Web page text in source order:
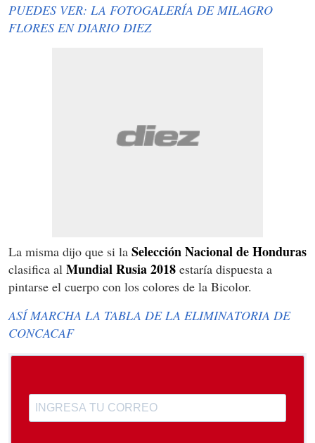
PUEDES VER: LA FOTOGALERÍA DE MILAGRO
FLORES EN DIARIO DIEZ
La misma dijo que si la Selección Nacional de Honduras
clasifica al Mundial Rusia 2018 estaría dispuesta a
pintarse el cuerpo con los colores de la Bicolor.
ASÍ MARCHA LA TABLA DE LA ELIMINATORIA DE
CONCACAF